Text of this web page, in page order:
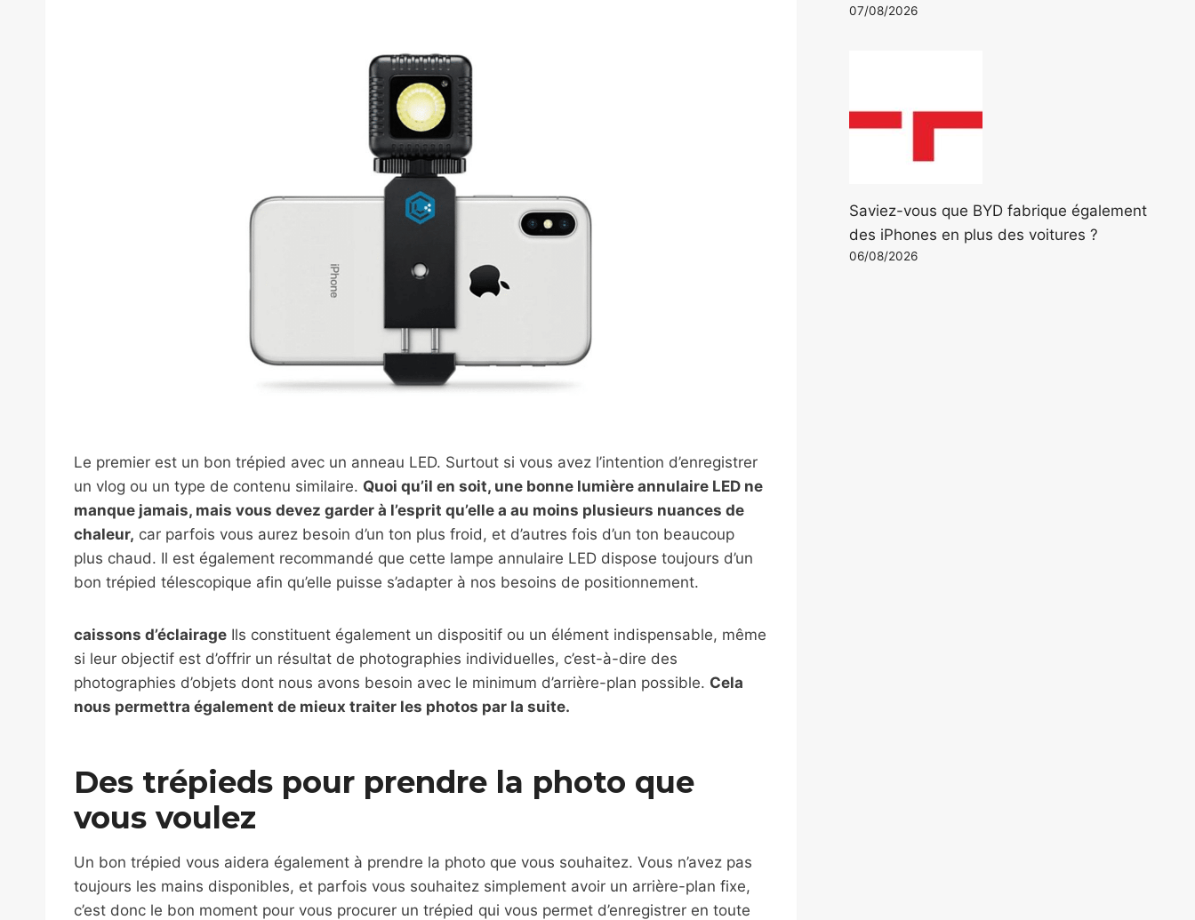
Le premier est un bon trépied avec un anneau LED. Surtout si vous avez l’intention d’enregistrer
un vlog ou un type de contenu similaire. Quoi qu’il en soit, une bonne lumière annulaire LED ne
manque jamais, mais vous devez garder à l’esprit qu’elle a au moins plusieurs nuances de
chaleur, car parfois vous aurez besoin d’un ton plus froid, et d’autres fois d’un ton beaucoup
plus chaud. Il est également recommandé que cette lampe annulaire LED dispose toujours d’un
bon trépied télescopique afin qu’elle puisse s’adapter à nos besoins de positionnement.
caissons d’éclairage Ils constituent également un dispositif ou un élément indispensable, même
si leur objectif est d’offrir un résultat de photographies individuelles, c’est-à-dire des
photographies d’objets dont nous avons besoin avec le minimum d’arrière-plan possible. Cela
nous permettra également de mieux traiter les photos par la suite.
Des trépieds pour prendre la photo que
vous voulez
Un bon trépied vous aidera également à prendre la photo que vous souhaitez. Vous n’avez pas
toujours les mains disponibles, et parfois vous souhaitez simplement avoir un arrière-plan fixe,
c’est donc le bon moment pour vous procurer un trépied qui vous permet d’enregistrer en toute
07/08/2026
Saviez-vous que BYD fabrique également
des iPhones en plus des voitures ?
06/08/2026